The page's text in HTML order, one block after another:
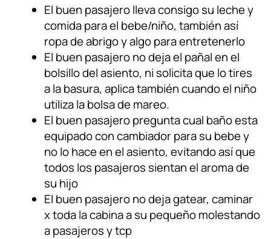
El buen pasajero lleva consigo su leche y
comida para el bebe/niño, también así
ropa de abrigo y algo para entretenerlo
El buen pasajero no deja el pañal en el
bolsillo del asiento, ni solicita que lo tires
a la basura, aplica también cuando el niño
utiliza la bolsa de mareo.
El buen pasajero pregunta cual baño esta
equipado con cambiador para su bebe y
no lo hace en el asiento, evitando así que
todos los pasajeros sientan el aroma de
su hijo
El buen pasajero no deja gatear, caminar
x toda la cabina a su pequeño molestando
a pasajeros y tcp